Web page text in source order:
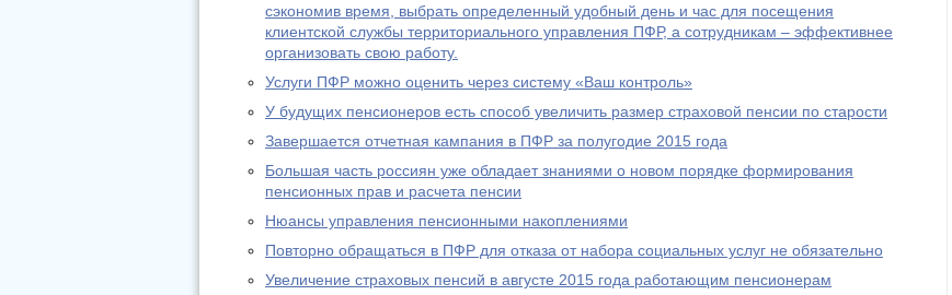
сэкономив время, выбрать определенный удобный день и час для посещения
клиентской службы территориального управления ПФР, а сотрудникам – эффективнее
организовать свою работу.
Услуги ПФР можно оценить через систему «Ваш контроль»
У будущих пенсионеров есть способ увеличить размер страховой пенсии по старости
Завершается отчетная кампания в ПФР за полугодие 2015 года
Большая часть россиян уже обладает знаниями о новом порядке формирования
пенсионных прав и расчета пенсии
Нюансы управления пенсионными накоплениями
Повторно обращаться в ПФР для отказа от набора социальных услуг не обязательно
Увеличение страховых пенсий в августе 2015 года работающим пенсионерам